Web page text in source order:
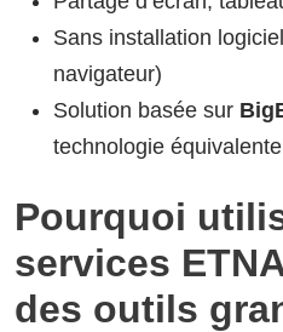
Sans installation
navigateur)
Solution basée sur
technologie
Pourquoi
services
des outils